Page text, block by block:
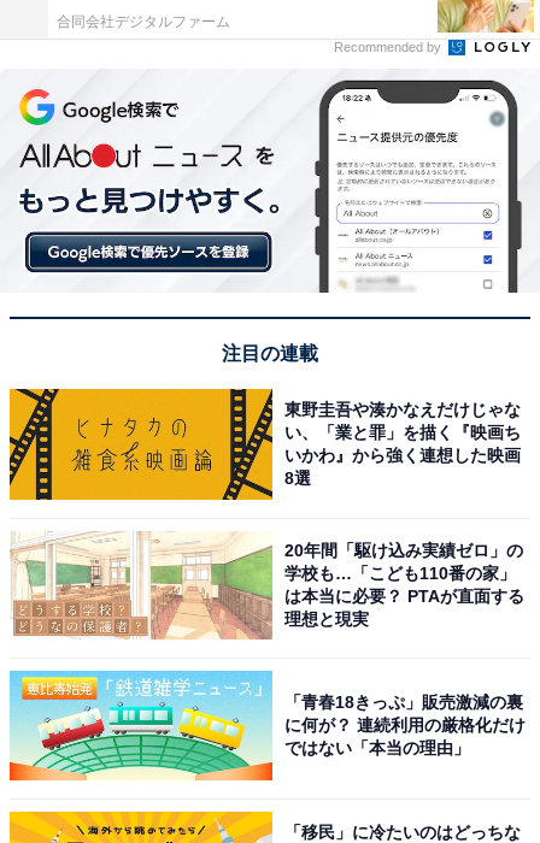
多角的に考えてみよう！ 「大陸」はなんて読むでしょう
【キラキラネームクイズ】
合同会社デジタルファーム
Recommended by
注目の連載
東野圭吾や湊かなえだけじゃな
い、「業と罪」を描く『映画ち
いかわ』から強く連想した映画
8選
20年間「駆け込み実績ゼロ」の
学校も…「こども110番の家」
は本当に必要？ PTAが直面する
理想と現実
「青春18きっぷ」販売激減の裏
に何が？ 連続利用の厳格化だけ
ではない「本当の理由」
「移民」に冷たいのはどっちな